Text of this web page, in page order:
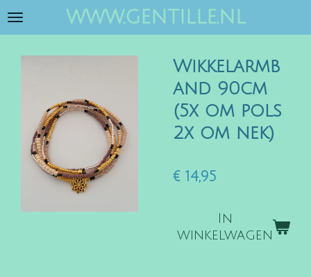
Ga
www.gentille.nl
Wikkelarmb
and 90cm
(5x om pols
2x om nek)
€ 14,95
In
winkelwagen